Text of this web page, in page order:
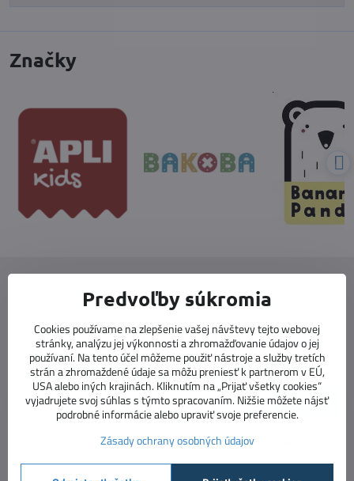
Značky
Newsletter
Odoberať naše novinky:
Odoberať
Chcem sa prihlásiť k odberu noviniek e-mailom. Informačné e-
Predvoľby súkromia
Cookies používame na zlepšenie vašej návštevy tejto webovej
stránky, analýzu jej výkonnosti a zhromažďovanie údajov o jej
používaní. Na tento účel môžeme použiť nástroje a služby tretích
strán a zhromaždené údaje sa môžu preniesť k partnerom v EÚ,
USA alebo iných krajinách. Kliknutím na „Prijať všetky cookies“
vyjadrujete svoj súhlas s týmto spracovaním. Nižšie môžete nájsť
podrobné informácie alebo upraviť svoje preferencie.
Zásady ochrany osobných údajov